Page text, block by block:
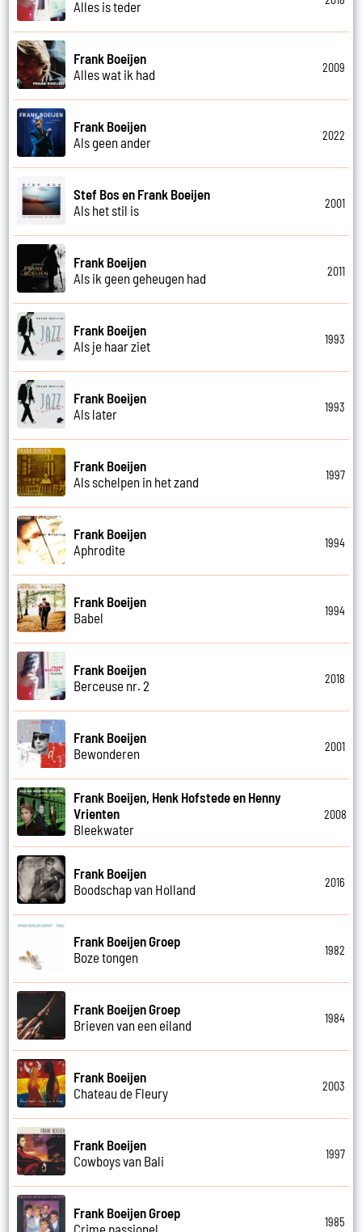
Alles is teder
Frank Boeijen
Alles wat ik had
2009
Frank Boeijen
Als geen ander
2022
Stef Bos en Frank Boeijen
Als het stil is
2001
Frank Boeijen
Als ik geen geheugen had
2011
Frank Boeijen
Als je haar ziet
1993
Frank Boeijen
Als later
1993
Frank Boeijen
Als schelpen in het zand
1997
Frank Boeijen
Aphrodite
1994
Frank Boeijen
Babel
1994
Frank Boeijen
Berceuse nr. 2
2018
Frank Boeijen
Bewonderen
2001
Frank Boeijen, Henk Hofstede en Henny
Vrienten
Bleekwater
2008
Frank Boeijen
Boodschap van Holland
2016
Frank Boeijen Groep
Boze tongen
1982
Frank Boeijen Groep
Brieven van een eiland
1984
Frank Boeijen
Chateau de Fleury
2003
Frank Boeijen
Cowboys van Bali
1997
Frank Boeijen Groep
Crime passionel
1985